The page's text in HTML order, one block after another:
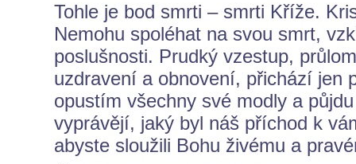
Tohle je bod smrti – smrti Kříže.
Nemohu spoléhat na svou smrt,
poslušnosti. Prudký vzestup,
uzdravení a obnovení, přichází jen
opustím všechny své modly a
vyprávějí, jaký byl náš příchod k
abyste sloužili Bohu živému a